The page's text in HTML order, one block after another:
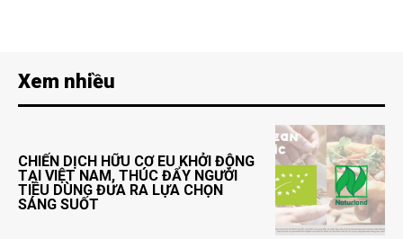
Xem nhiều
CHIẾN DỊCH HỮU CƠ EU KHỞI ĐỘNG
TẠI VIỆT NAM, THÚC ĐẨY NGƯỜI
TIÊU DÙNG ĐƯA RA LỰA CHỌN
SÁNG SUỐT